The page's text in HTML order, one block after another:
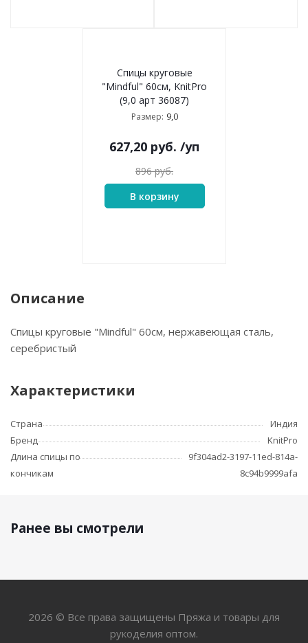
Спицы круговые
"Mindful" 60см, KnitPro
(9,0 арт 36087)
Размер: 9,0
627,20 руб. /уп
896руб.
В корзину
Описание
Спицы круговые "Mindful" 60см, нержавеющая сталь,
серебристый
Характеристики
Страна
Индия
Бренд
KnitPro
Длина спицы по
кончикам
9f304ad2-3197-11ed-814a-
8c94b9999afa
Ранее вы смотрели
2026 © Все права защищены Пряжа и товары для
рукоделия оптом.